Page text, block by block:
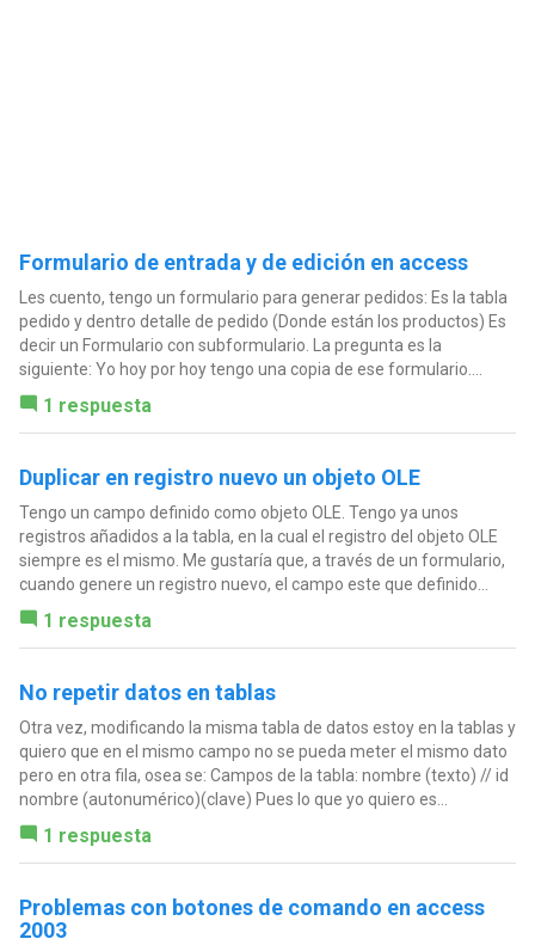
Formulario de entrada y de edición en access
Les cuento, tengo un formulario para generar pedidos: Es la tabla
pedido y dentro detalle de pedido (Donde están los productos) Es
decir un Formulario con subformulario. La pregunta es la
siguiente: Yo hoy por hoy tengo una copia de ese formulario....
1 respuesta
Duplicar en registro nuevo un objeto OLE
Tengo un campo definido como objeto OLE. Tengo ya unos
registros añadidos a la tabla, en la cual el registro del objeto OLE
siempre es el mismo. Me gustaría que, a través de un formulario,
cuando genere un registro nuevo, el campo este que definido...
1 respuesta
No repetir datos en tablas
Otra vez, modificando la misma tabla de datos estoy en la tablas y
quiero que en el mismo campo no se pueda meter el mismo dato
pero en otra fila, osea se: Campos de la tabla: nombre (texto) // id
nombre (autonumérico)(clave) Pues lo que yo quiero es...
1 respuesta
Problemas con botones de comando en access
2003